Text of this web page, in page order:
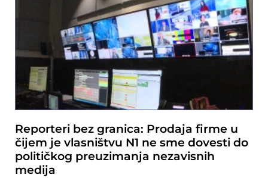
Reporteri bez granica: Prodaja firme u
čijem je vlasništvu N1 ne sme dovesti do
političkog preuzimanja nezavisnih
medija